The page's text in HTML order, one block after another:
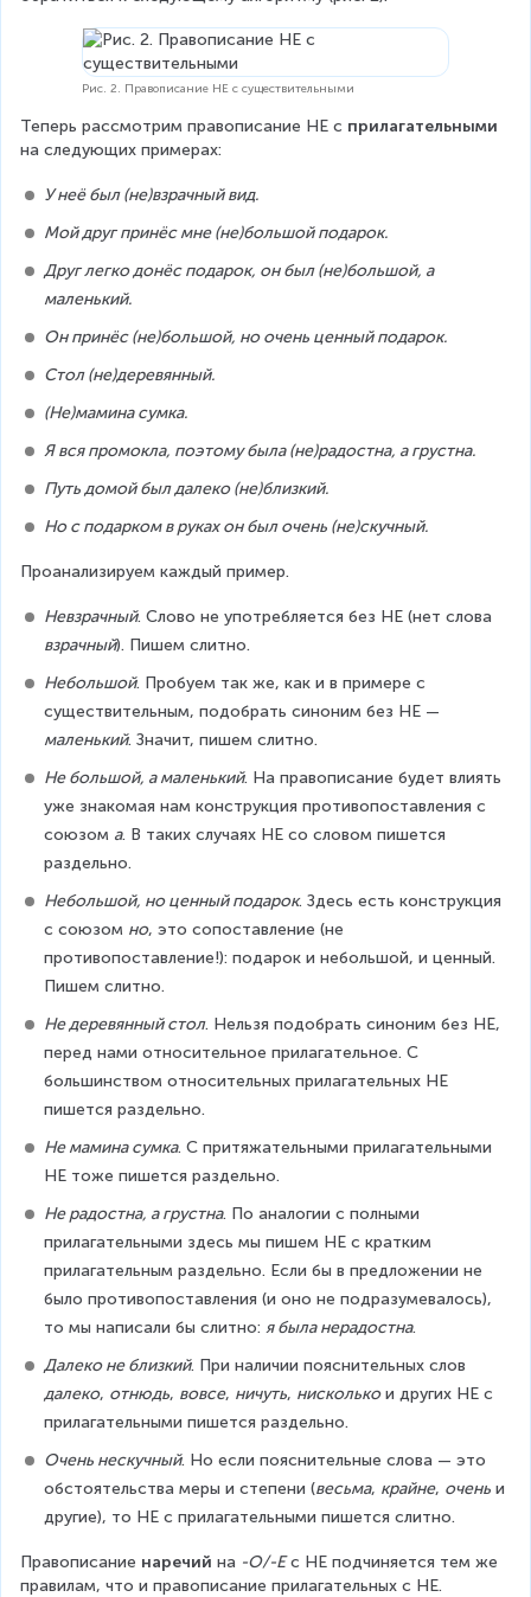
Рис. 2. Правописание НЕ с существительными
Теперь рассмотрим правописание НЕ с прилагательными
на следующих примерах:
У неё был (не)взрачный вид.
Мой друг принёс мне (не)большой подарок.
Друг легко донёс подарок, он был (не)большой, а
маленький.
Он принёс (не)большой, но очень ценный подарок.
Стол (не)деревянный.
(Не)мамина сумка.
Я вся промокла, поэтому была (не)радостна, а грустна.
Путь домой был далеко (не)близкий.
Но с подарком в руках он был очень (не)скучный.
Проанализируем каждый пример.
Невзрачный. Слово не употребляется без НЕ (нет слова
взрачный). Пишем слитно.
Небольшой. Пробуем так же, как и в примере с
существительным, подобрать синоним без НЕ —
маленький. Значит, пишем слитно.
Не большой, а маленький. На правописание будет влиять
уже знакомая нам конструкция противопоставления с
союзом а. В таких случаях НЕ со словом пишется
раздельно.
Небольшой, но ценный подарок. Здесь есть конструкция
с союзом но, это сопоставление (не
противопоставление!): подарок и небольшой, и ценный.
Пишем слитно.
Не деревянный стол. Нельзя подобрать синоним без НЕ,
перед нами относительное прилагательное. С
большинством относительных прилагательных НЕ
пишется раздельно.
Не мамина сумка. С притяжательными прилагательными
НЕ тоже пишется раздельно.
Не радостна, а грустна. По аналогии с полными
прилагательными здесь мы пишем НЕ с кратким
прилагательным раздельно. Если бы в предложении не
было противопоставления (и оно не подразумевалось),
то мы написали бы слитно: я была нерадостна.
Далеко не близкий. При наличии пояснительных слов
далеко, отнюдь, вовсе, ничуть, нисколько и других НЕ с
прилагательными пишется раздельно.
Очень нескучный. Но если пояснительные слова — это
обстоятельства меры и степени (весьма, крайне, очень и
другие), то НЕ с прилагательными пишется слитно.
Правописание наречий на -О/-Е с НЕ подчиняется тем же
правилам, что и правописание прилагательных с НЕ.